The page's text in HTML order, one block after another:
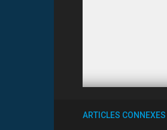
ARTICLES CONNEXES